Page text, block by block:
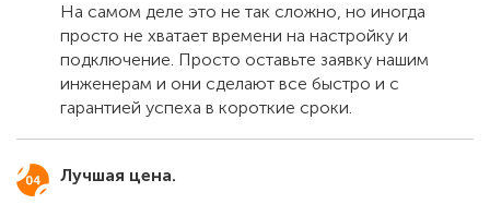
На самом деле это не так сложно, но иногда
просто не хватает времени на настройку и
подключение. Просто оставьте заявку нашим
инженерам и они сделают все быстро и с
гарантией успеха в короткие сроки.
Лучшая цена.